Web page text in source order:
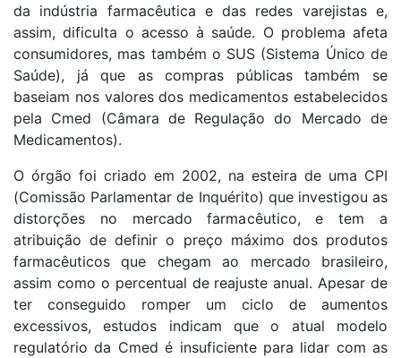
da indústria farmacêutica e das redes varejistas e,
assim, dificulta o acesso à saúde. O problema afeta
consumidores, mas também o SUS (Sistema Único de
Saúde), já que as compras públicas também se
baseiam nos valores dos medicamentos estabelecidos
pela Cmed (Câmara de Regulação do Mercado de
Medicamentos).
O órgão foi criado em 2002, na esteira de uma CPI
(Comissão Parlamentar de Inquérito) que investigou as
distorções no mercado farmacêutico, e tem a
atribuição de definir o preço máximo dos produtos
farmacêuticos que chegam ao mercado brasileiro,
assim como o percentual de reajuste anual. Apesar de
ter conseguido romper um ciclo de aumentos
excessivos, estudos indicam que o atual modelo
regulatório da Cmed é insuficiente para lidar com as